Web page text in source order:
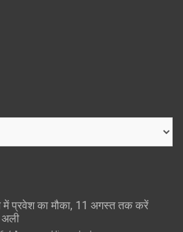
प्रवेश का मौका, 11 अगस्त तक करें